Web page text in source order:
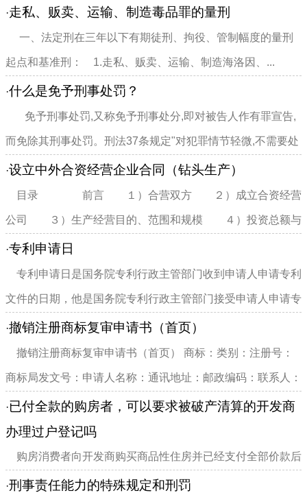
他高空”需要满足...
·走私、贩卖、运输、制造毒品罪的量刑
一、法定刑在三年以下有期徒刑、拘役、管制幅度的量刑
起点和基准刑： 1.走私、贩卖、运输、制造海洛因、...
·什么是免予刑事处罚？
免予刑事处罚,又称免予刑事处分,即对被告人作有罪宣告,
而免除其刑事处罚。刑法37条规定"对犯罪情节轻微,不需要处
刑罚...
·设立中外合资经营企业合同（钻头生产）
目录 前言 １）合营双方 ２）成立合资经营
公司 ３）生产经营目的、范围和规模 ４）投资总额与
注册资本 ５）合营各...
·专利申请日
专利申请日是国务院专利行政主管部门收到申请人申请专利
文件的日期，他是国务院专利行政主管部门接受申请人申请专
利行为的一种认可。因此...
·撤销注册商标复审申请书（首页）
撤销注册商标复审申请书（首页） 商标：类别：注册号：
商标局发文号：申请人名称：通讯地址：邮政编码：联系人：
联系电...
·已付全款的购房者，可以要求被破产清算的开发商
办理过户登记吗
购房消费者向开发商购买商品性住房并已经支付全部价款后
开发商被申请破产，在该商品房还未办理过户登记的情况下，
·刑事责任能力的特殊规定和刑罚